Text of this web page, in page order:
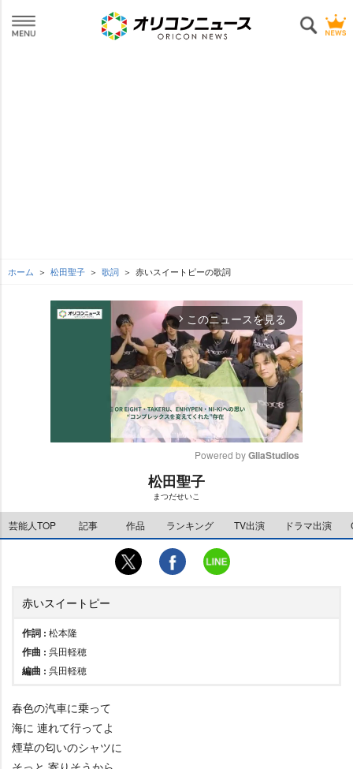
ホーム 松田聖子 歌詞 赤いスイートピーの歌詞
arrow_forward_ios このニュースを見る
e
Powered by GliaStudios
松田聖子
まつだせいこ
芸能人TOP 記事 作品 ランキング TV出演 ドラマ出演
赤いスイートピー
作詞 : 松本隆
作曲 : 呉田軽穂
編曲 : 呉田軽穂
春色の汽車に乗って
海に 連れて行ってよ
煙草の匂いのシャツに